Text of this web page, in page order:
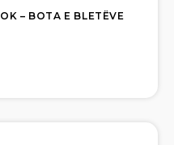
– BOTA E BLETËVE